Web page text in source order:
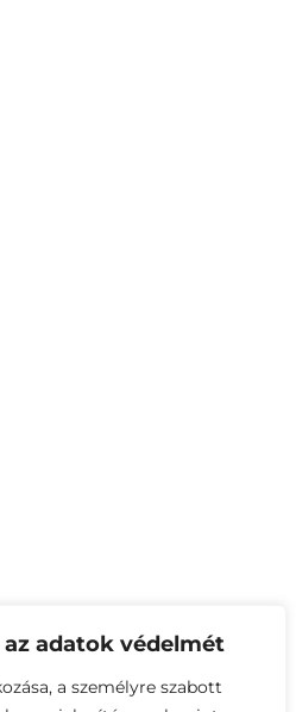
adatok védelmét
a személyre szabott